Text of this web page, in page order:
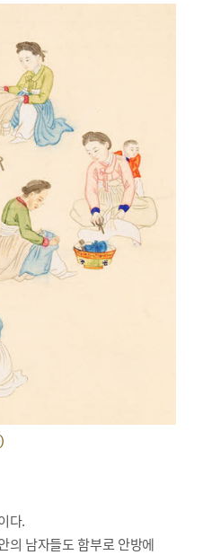
다.
의 남자들도 함부로 안방에